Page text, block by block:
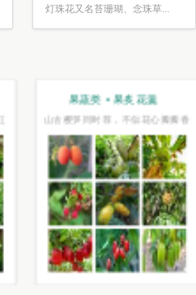
灯珠花又名苔珊瑚、念珠草...
果蔬类 • 果炙花羹
山古樱笋同时荐，不似花心瓣瓣香